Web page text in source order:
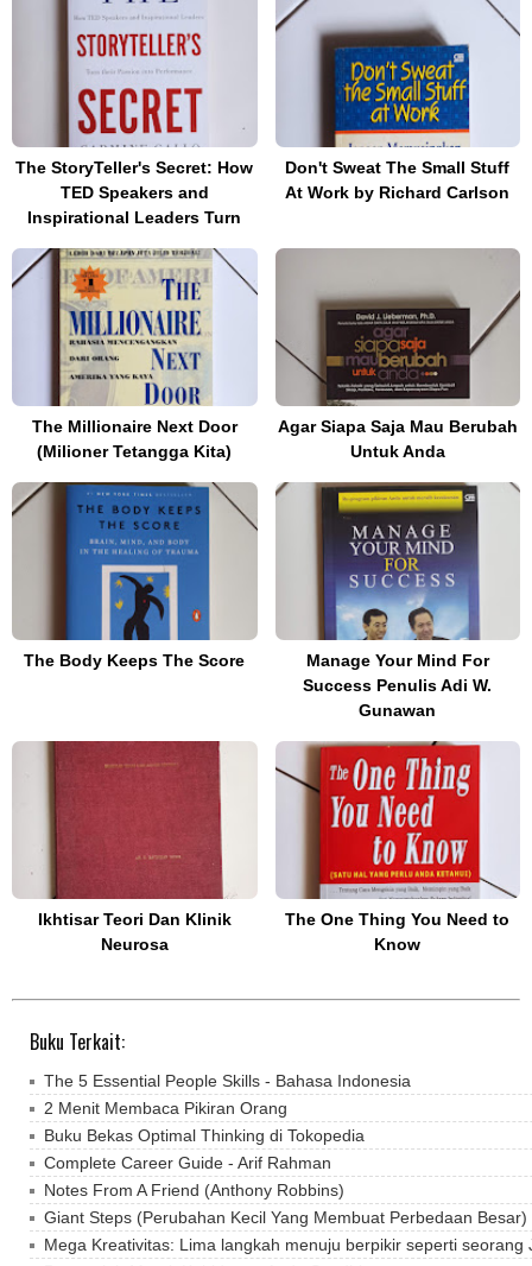
The StoryTeller's Secret: How
TED Speakers and
Inspirational Leaders Turn
Don't Sweat The Small Stuff
At Work by Richard Carlson
The Millionaire Next Door
(Milioner Tetangga Kita)
Agar Siapa Saja Mau Berubah
Untuk Anda
The Body Keeps The Score
Manage Your Mind For
Success Penulis Adi W.
Gunawan
Ikhtisar Teori Dan Klinik
Neurosa
The One Thing You Need to
Know
Buku Terkait:
The 5 Essential People Skills - Bahasa Indonesia
2 Menit Membaca Pikiran Orang
Buku Bekas Optimal Thinking di Tokopedia
Complete Career Guide - Arif Rahman
Notes From A Friend (Anthony Robbins)
Giant Steps (Perubahan Kecil Yang Membuat Perbedaan Besar)
Mega Kreativitas: Lima langkah menuju berpikir seperti seorang